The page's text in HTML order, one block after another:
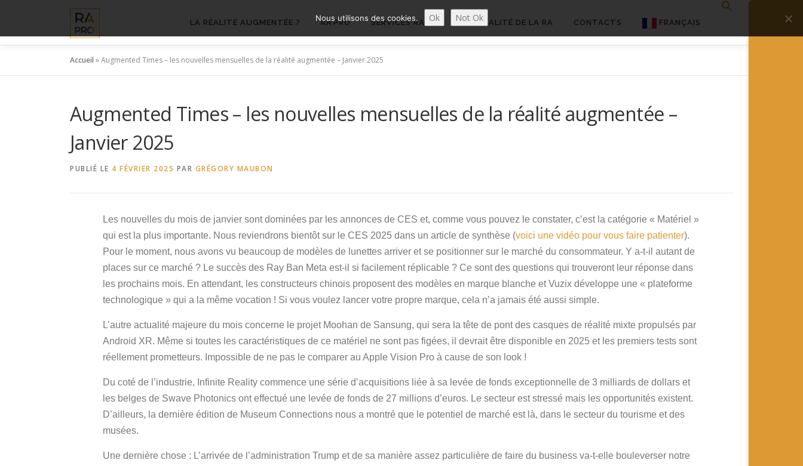
contenu
LA RÉALITÉ AUGMENTÉE ? RA’PRO SERVICES RA’PRO ACTUALITÉ DE LA RA CONTACTS FRANÇAIS
Deutsch
Accueil »Augmented Times – les nouvelles mensuelles de la réalité augmentée – Janvier 2025
Augmented Times – les nouvelles mensuelles de la réalité augmentée –
Janvier 2025
PUBLIÉ LE 4 FÉVRIER 2025 PAR GRÉGORY MAUBON
Les nouvelles du mois de janvier sont dominées par les annonces de CES et, comme vous pouvez le constater, c’est la catégorie « Matériel »
qui est la plus importante. Nous reviendrons bientôt sur le CES 2025 dans un article de synthèse (voici une vidéo pour vous faire patienter).
Pour le moment, nous avons vu beaucoup de modèles de lunettes arriver et se positionner sur le marché du consommateur. Y a-t-il autant de
places sur ce marché ? Le succès des Ray Ban Meta est-il si facilement réplicable ? Ce sont des questions qui trouveront leur réponse dans
les prochains mois. En attendant, les constructeurs chinois proposent des modèles en marque blanche et Vuzix développe une « plateforme
technologique » qui a la même vocation ! Si vous voulez lancer votre propre marque, cela n’a jamais été aussi simple.
L’autre actualité majeure du mois concerne le projet Moohan de Sansung, qui sera la tête de pont des casques de réalité mixte propulsés par
Android XR. Même si toutes les caractéristiques de ce matériel ne sont pas figées, il devrait être disponible en 2025 et les premiers tests sont
réellement prometteurs. Impossible de ne pas le comparer au Apple Vision Pro à cause de son look !
Du coté de l’industrie, Infinite Reality commence une série d’acquisitions liée à sa levée de fonds exceptionnelle de 3 milliards de dollars et
les belges de Swave Photonics ont effectué une levée de fonds de 27 millions d’euros. Le secteur est stressé mais les opportunités existent.
D’ailleurs, la dernière édition de Museum Connections nous a montré que le potentiel de marché est là, dans le secteur du tourisme et des
musées.
Une dernière chose : L’arrivée de l’administration Trump et de sa manière assez particulière de faire du business va-t-elle bouleverser notre
Nous utilisons des cookies. Ok Not Ok